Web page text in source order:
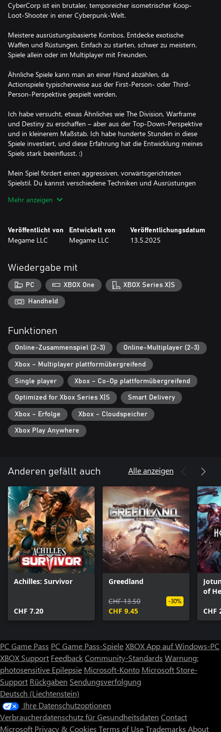
CyberCorp ist ein brutaler, temporeicher isometrischer Koop-
Loot-Shooter in einer Cyberpunk-Welt.
Meistere ausrüstungsbasierte Kombos. Entdecke exotische
Waffen und Rüstungen. Einfach zu starten, schwer zu meistern.
Spiele allein oder im Multiplayer mit Freunden.
Ähnliche Spiele kann man an einer Hand abzählen, da
Actionspiele typischerweise aus der First-Person- oder Third-
Person-Perspektive gespielt werden.
Ich habe versucht, etwas Ähnliches wie The Division, Warframe
und Destiny zu erschaffen – aber aus der Top-Down-Perspektive
und in kleinerem Maßstab. Ich habe hunderte Stunden in diese
Spiele investiert, und diese Erfahrung hat die Entwicklung meines
Spiels stark beeinflusst. :)
Mein Spiel fördert einen aggressiven, vorwärtsgerichteten
Spielstil. Du kannst verschiedene Techniken und Ausrüstungen
erstellen.
mit Fähigkeiten oder als Scharfschütze aus der Distanz.
Wenn du Actionspiele mit vielfältigem Loot liebst, ist CyberCorp
Story
Du bist ein Kämpfer der CyberCorp. In deinen Händen hältst du
Synth – ein einzigartiges und gefährliches Stück Technologie: eine
ferngesteuerte Kampfeinheit.
Bist du bereit, deine Waffe zu nehmen und Ordnung in die
Mehr anzeigen
Veröffentlicht von
Megame LLC
Entwickelt von
Megame LLC
Veröffentlichungsdatum
13.5.2025
Wiedergabe mit
PC XBOX One XBOX Series X|S
Handheld
Funktionen
Online-Zusammenspiel (2-3) Online-Multiplayer (2-3)
Xbox – Multiplayer plattformübergreifend
Single player Xbox – Co-Op plattformübergreifend
Optimized for Xbox Series X|S Smart Delivery
Xbox – Erfolge Xbox – Cloudspeicher
Xbox Play Anywhere
Anderen gefällt auch Alle anzeigen
Achilles: Survivor
CHF 7.20
Greedland
CHF 13.50
CHF 9.45
-30%
of
CHF
PC Game Pass PC Game Pass-SpieleXBOX App auf Windows-PC
XBOX Support FeedbackCommunity-Standards Warnung:
photosensitive Epilepsie Microsoft-Konto Microsoft Store-
Support Rückgaben Sendungsverfolgung
Deutsch (Liechtenstein)
Ihre Datenschutzoptionen
Verbraucherdatenschutz für Gesundheitsdaten Contact
Microsoft Privacy & Cookies Terms of UseTrademarks About